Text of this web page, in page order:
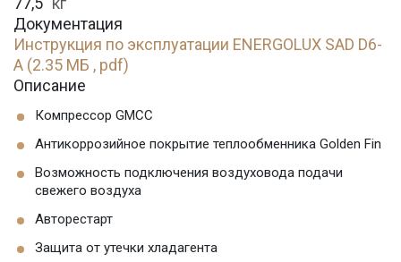
Документация
Инструкция по эксплуатации ENERGOLUX SAD D6-
A (2.35 МБ , pdf)
Описание
Компрессор GMCC
Антикоррозийное покрытие теплообменника Golden Fin
Возможность подключения воздуховода подачи
свежего воздуха
Авторестарт
Защита от утечки хладагента